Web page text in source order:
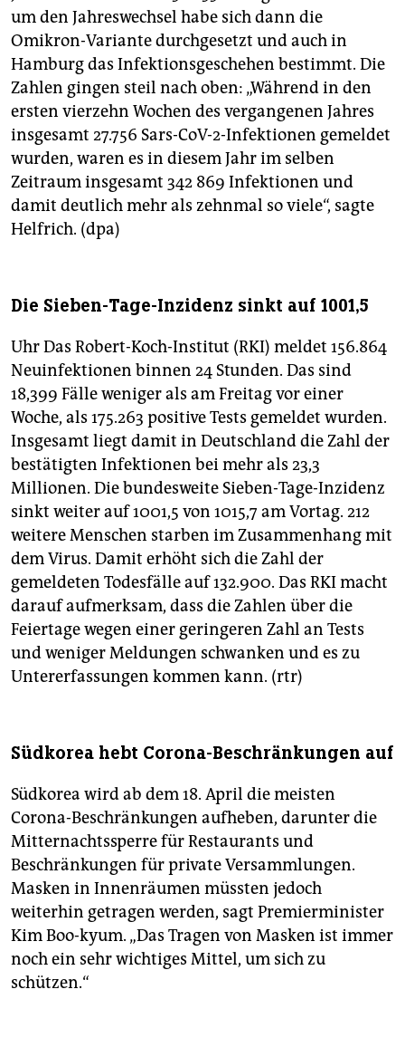
um den Jahreswechsel habe sich dann die
Omikron-Variante durchgesetzt und auch in
Hamburg das Infektionsgeschehen bestimmt. Die
Zahlen gingen steil nach oben: „Während in den
ersten vierzehn Wochen des vergangenen Jahres
insgesamt 27.756 Sars-CoV-2-Infektionen gemeldet
wurden, waren es in diesem Jahr im selben
Zeitraum insgesamt 342 869 Infektionen und
damit deutlich mehr als zehnmal so viele“, sagte
Helfrich. (dpa)
Die Sieben-Tage-Inzidenz sinkt auf 1001,5
Uhr Das Robert-Koch-Institut (RKI) meldet 156.864
Neuinfektionen binnen 24 Stunden. Das sind
18,399 Fälle weniger als am Freitag vor einer
Woche, als 175.263 positive Tests gemeldet wurden.
Insgesamt liegt damit in Deutschland die Zahl der
bestätigten Infektionen bei mehr als 23,3
Millionen. Die bundesweite Sieben-Tage-Inzidenz
sinkt weiter auf 1001,5 von 1015,7 am Vortag. 212
weitere Menschen starben im Zusammenhang mit
dem Virus. Damit erhöht sich die Zahl der
gemeldeten Todesfälle auf 132.900. Das RKI macht
darauf aufmerksam, dass die Zahlen über die
Feiertage wegen einer geringeren Zahl an Tests
und weniger Meldungen schwanken und es zu
Untererfassungen kommen kann. (rtr)
Südkorea hebt Corona-Beschränkungen auf
Südkorea wird ab dem 18. April die meisten
Corona-Beschränkungen aufheben, darunter die
Mitternachtssperre für Restaurants und
Beschränkungen für private Versammlungen.
Masken in Innenräumen müssten jedoch
weiterhin getragen werden, sagt Premierminister
Kim Boo-kyum. „Das Tragen von Masken ist immer
noch ein sehr wichtiges Mittel, um sich zu
schützen.“